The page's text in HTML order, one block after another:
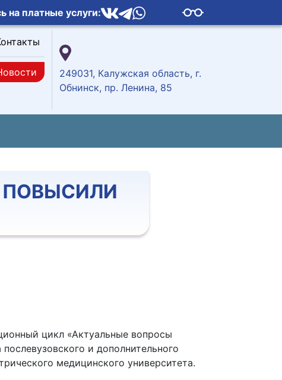
на платные услуги:
249031, Калужская область, г.
Обнинск, пр. Ленина, 85
ПОВЫСИЛИ
цикл «Актуальные вопросы
и дополнительного
медицинского университета.